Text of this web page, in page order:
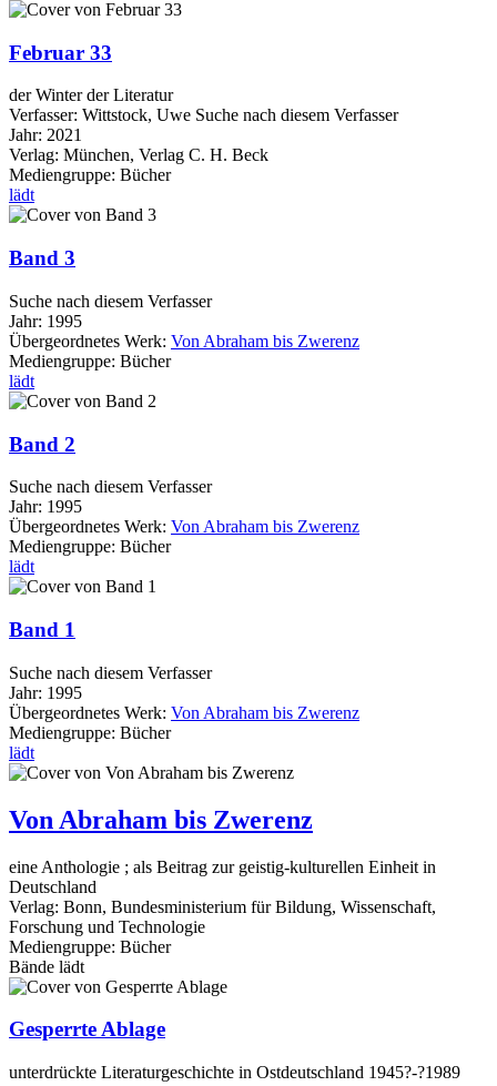
Februar 33
der Winter der Literatur
Verfasser: Wittstock, Uwe Suche nach diesem Verfasser
Jahr: 2021
Verlag: München, Verlag C. H. Beck
Mediengruppe: Bücher
lädt
Band 3
Suche nach diesem Verfasser
Jahr: 1995
Übergeordnetes Werk: Von Abraham bis Zwerenz
Mediengruppe: Bücher
lädt
Band 2
Suche nach diesem Verfasser
Jahr: 1995
Übergeordnetes Werk: Von Abraham bis Zwerenz
Mediengruppe: Bücher
lädt
Band 1
Suche nach diesem Verfasser
Jahr: 1995
Übergeordnetes Werk: Von Abraham bis Zwerenz
Mediengruppe: Bücher
lädt
Von Abraham bis Zwerenz
eine Anthologie ; als Beitrag zur geistig-kulturellen Einheit in
Deutschland
Verlag: Bonn, Bundesministerium für Bildung, Wissenschaft,
Forschung und Technologie
Mediengruppe: Bücher
Bände lädt
Gesperrte Ablage
unterdrückte Literaturgeschichte in Ostdeutschland 1945?-?1989